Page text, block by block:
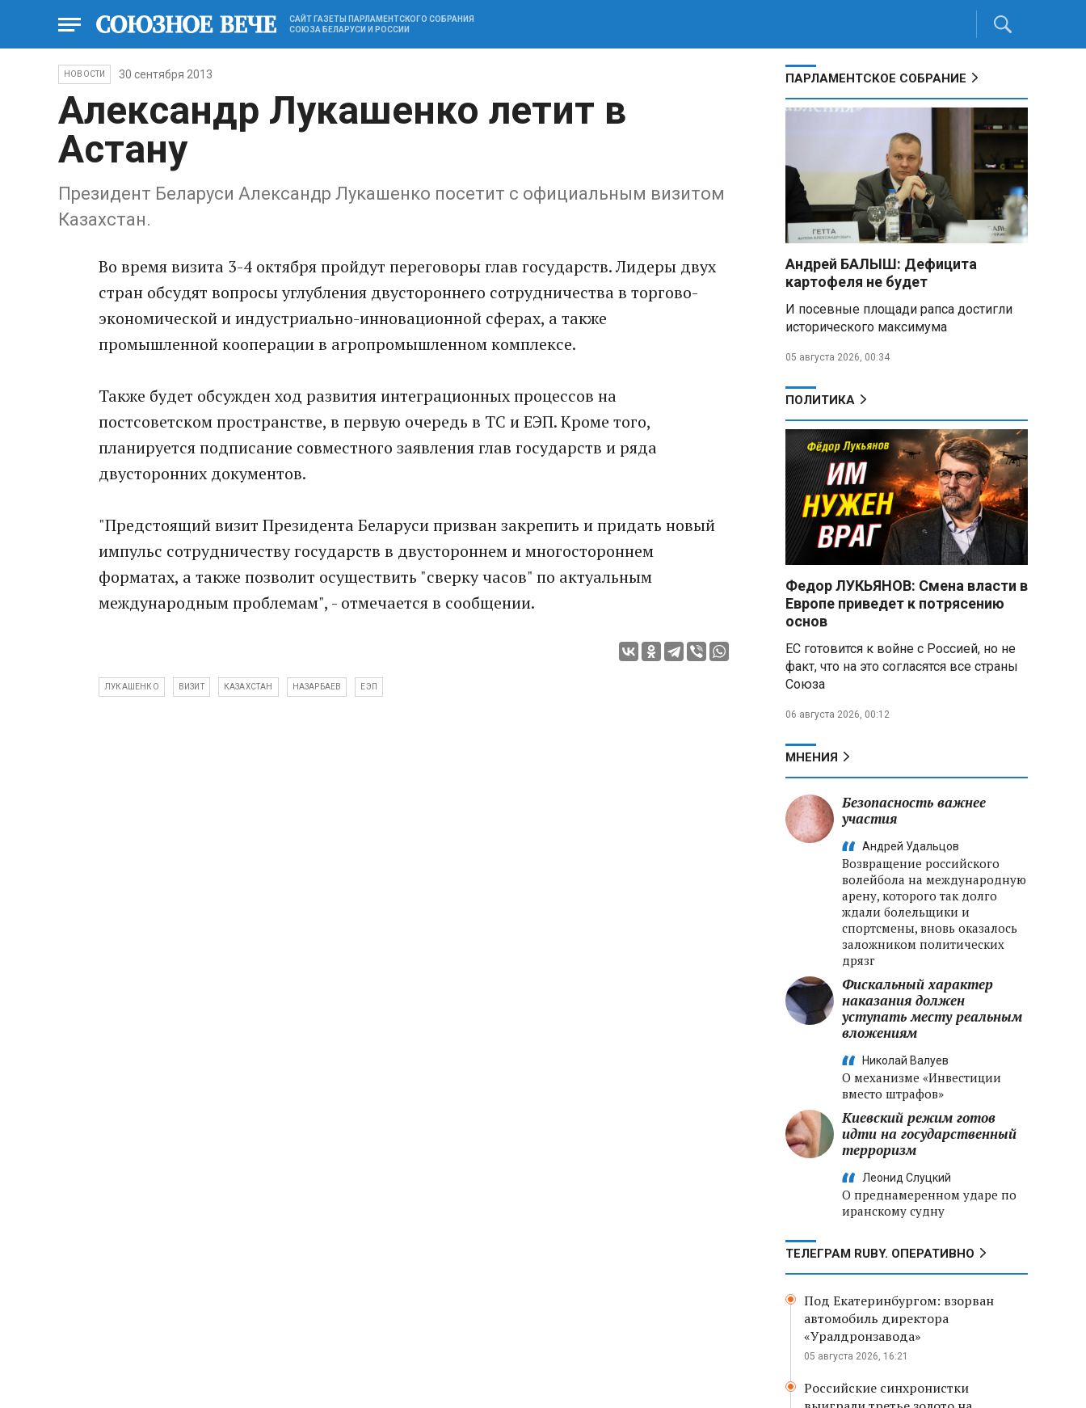
САЙТ ГАЗЕТЫ ПАРЛАМЕНТСКОГО СОБРАНИЯ
СОЮЗА БЕЛАРУСИ И РОССИИ
НОВОСТИ 30 сентября 2013
Александр Лукашенко летит в
Астану
Президент Беларуси Александр Лукашенко посетит с официальным визитом
Казахстан.
Во время визита 3-4 октября пройдут переговоры глав государств. Лидеры двух
стран обсудят вопросы углубления двустороннего сотрудничества в торгово-
экономической и индустриально-инновационной сферах, а также
промышленной кооперации в агропромышленном комплексе.
Также будет обсужден ход развития интеграционных процессов на
постсоветском пространстве, в первую очередь в ТС и ЕЭП. Кроме того,
планируется подписание совместного заявления глав государств и ряда
двусторонних документов.
"Предстоящий визит Президента Беларуси призван закрепить и придать новый
импульс сотрудничеству государств в двустороннем и многостороннем
форматах, а также позволит осуществить "сверку часов" по актуальным
международным проблемам", - отмечается в сообщении.
ЛУКАШЕНКО ВИЗИТ КАЗАХСТАН НАЗАРБАЕВ ЕЭП
ПАРЛАМЕНТСКОЕ СОБРАНИЕ
Андрей БАЛЫШ: Дефицита
картофеля не будет
И посевные площади рапса достигли
исторического максимума
05 августа 2026, 00:34
ПОЛИТИКА
Федор ЛУКЬЯНОВ: Смена власти в
Европе приведет к потрясению
основ
ЕС готовится к войне с Россией, но не
факт, что на это согласятся все страны
Союза
06 августа 2026, 00:12
МНЕНИЯ
Безопасность важнее
участия
Андрей Удальцов
Возвращение российского
волейбола на международную
арену, которого так долго
ждали болельщики и
спортсмены, вновь оказалось
заложником политических
дрязг
Фискальный характер
наказания должен
уступать месту реальным
вложениям
Николай Валуев
О механизме «Инвестиции
вместо штрафов»
Киевский режим готов
идти на государственный
терроризм
Леонид Слуцкий
О преднамеренном ударе по
иранскому судну
ТЕЛЕГРАМ RUBY. ОПЕРАТИВНО
Под Екатеринбургом: взорван
автомобиль директора
«Уралдронзавода»
05 августа 2026, 16:21
Российские синхронистки